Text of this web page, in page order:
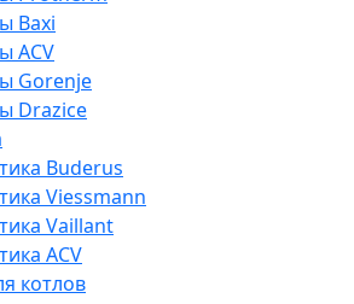
Baxi
ACV
Gorenje
Drazice
Buderus
Viessmann
Vaillant
ACV
котлов